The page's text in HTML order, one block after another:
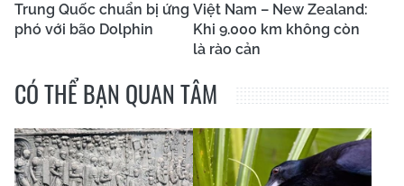
Trung Quốc chuẩn bị ứng
phó với bão Dolphin
Việt Nam – New Zealand:
Khi 9.000 km không còn
là rào cản
CÓ THỂ BẠN QUAN TÂM